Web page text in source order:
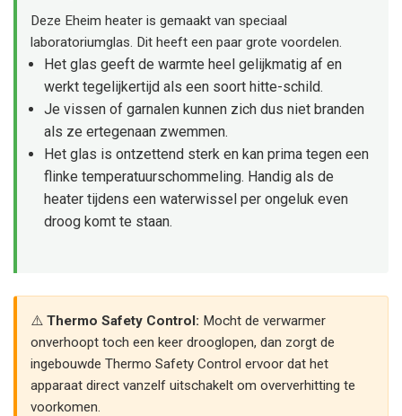
Deze Eheim heater is gemaakt van speciaal
laboratoriumglas. Dit heeft een paar grote voordelen.
Het glas geeft de warmte heel gelijkmatig af en
werkt tegelijkertijd als een soort hitte-schild.
Je vissen of garnalen kunnen zich dus niet branden
als ze ertegenaan zwemmen.
Het glas is ontzettend sterk en kan prima tegen een
flinke temperatuurschommeling. Handig als de
heater tijdens een waterwissel per ongeluk even
droog komt te staan.
Thermo Safety Control: Mocht de verwarmer
onverhoopt toch een keer drooglopen, dan zorgt de
ingebouwde Thermo Safety Control ervoor dat het
apparaat direct vanzelf uitschakelt om oververhitting te
voorkomen.